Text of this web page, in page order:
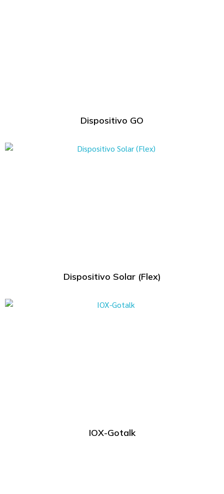
Dispositivo GO
Dispositivo Solar (Flex)
IOX-Gotalk